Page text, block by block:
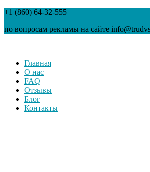
+1 (860) 64-32-555
по вопросам рекламы на сайте
Главная
О нас
FAQ
Отзывы
Блог
Контакты